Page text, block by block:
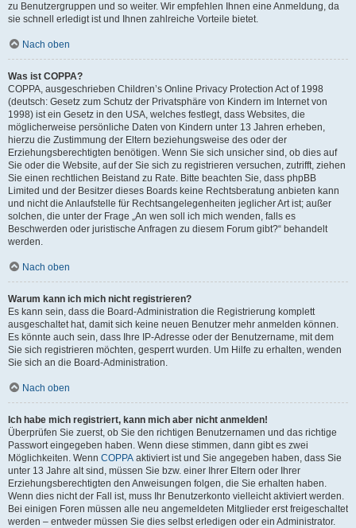
zu Benutzergruppen und so weiter. Wir empfehlen Ihnen eine Anmeldung, da
sie schnell erledigt ist und Ihnen zahlreiche Vorteile bietet.
Nach oben
Was ist COPPA?
COPPA, ausgeschrieben Children’s Online Privacy Protection Act of 1998
(deutsch: Gesetz zum Schutz der Privatsphäre von Kindern im Internet von
1998) ist ein Gesetz in den USA, welches festlegt, dass Websites, die
möglicherweise persönliche Daten von Kindern unter 13 Jahren erheben,
hierzu die Zustimmung der Eltern beziehungsweise des oder der
Erziehungsberechtigten benötigen. Wenn Sie sich unsicher sind, ob dies auf
Sie oder die Website, auf der Sie sich zu registrieren versuchen, zutrifft, ziehen
Sie einen rechtlichen Beistand zu Rate. Bitte beachten Sie, dass phpBB
Limited und der Besitzer dieses Boards keine Rechtsberatung anbieten kann
und nicht die Anlaufstelle für Rechtsangelegenheiten jeglicher Art ist; außer
solchen, die unter der Frage „An wen soll ich mich wenden, falls es
Beschwerden oder juristische Anfragen zu diesem Forum gibt?“ behandelt
werden.
Nach oben
Warum kann ich mich nicht registrieren?
Es kann sein, dass die Board-Administration die Registrierung komplett
ausgeschaltet hat, damit sich keine neuen Benutzer mehr anmelden können.
Es könnte auch sein, dass Ihre IP-Adresse oder der Benutzername, mit dem
Sie sich registrieren möchten, gesperrt wurden. Um Hilfe zu erhalten, wenden
Sie sich an die Board-Administration.
Nach oben
Ich habe mich registriert, kann mich aber nicht anmelden!
Überprüfen Sie zuerst, ob Sie den richtigen Benutzernamen und das richtige
Passwort eingegeben haben. Wenn diese stimmen, dann gibt es zwei
Möglichkeiten. Wenn COPPA aktiviert ist und Sie angegeben haben, dass Sie
unter 13 Jahre alt sind, müssen Sie bzw. einer Ihrer Eltern oder Ihrer
Erziehungsberechtigten den Anweisungen folgen, die Sie erhalten haben.
Wenn dies nicht der Fall ist, muss Ihr Benutzerkonto vielleicht aktiviert werden.
Bei einigen Foren müssen alle neu angemeldeten Mitglieder erst freigeschaltet
werden – entweder müssen Sie dies selbst erledigen oder ein Administrator.